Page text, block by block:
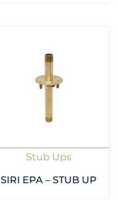
Stub Ups
SIRI EPA – STUB UP